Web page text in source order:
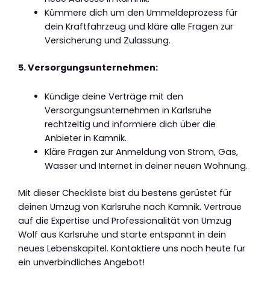
Kümmere dich um den Ummeldeprozess für
dein Kraftfahrzeug und kläre alle Fragen zur
Versicherung und Zulassung.
5. Versorgungsunternehmen:
Kündige deine Verträge mit den
Versorgungsunternehmen in Karlsruhe
rechtzeitig und informiere dich über die
Anbieter in Kamnik.
Kläre Fragen zur Anmeldung von Strom, Gas,
Wasser und Internet in deiner neuen Wohnung.
Mit dieser Checkliste bist du bestens gerüstet für
deinen Umzug von Karlsruhe nach Kamnik. Vertraue
auf die Expertise und Professionalität von Umzug
Wolf aus Karlsruhe und starte entspannt in dein
neues Lebenskapitel. Kontaktiere uns noch heute für
ein unverbindliches Angebot!